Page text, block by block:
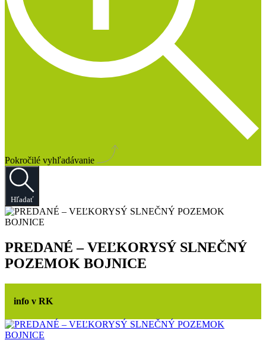
Pokročilé vyhľadávanie
Hľadať
PREDANÉ – VEĽKORYSÝ SLNEČNÝ
POZEMOK BOJNICE
info v RK